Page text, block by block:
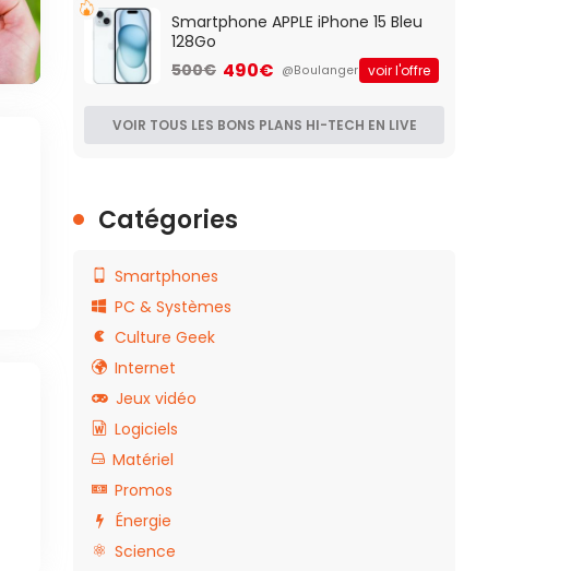
Smartphone APPLE iPhone 15 Bleu
128Go
500€ 490€ @Boulanger voir l'offre
VOIR TOUS LES BONS PLANS HI-TECH EN LIVE
Catégories
Smartphones
PC & Systèmes
Culture Geek
Internet
Jeux vidéo
Logiciels
Matériel
Promos
Énergie
Science